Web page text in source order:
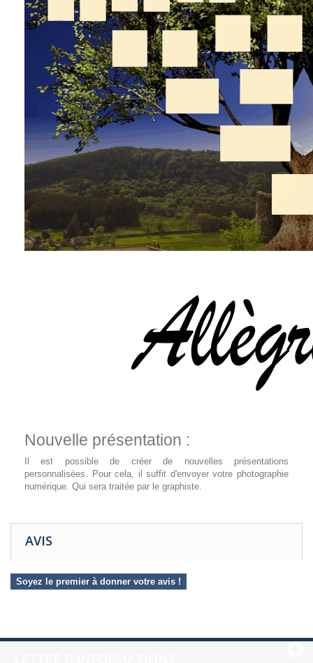
Nouvelle présentation :
Il est possible de créer de nouvelles présentations
personnalisées. Pour cela, il suffit d'envoyer votre photographie
numérique. Qui sera traitée par le graphiste.
AVIS
Soyez le premier à donner votre avis !